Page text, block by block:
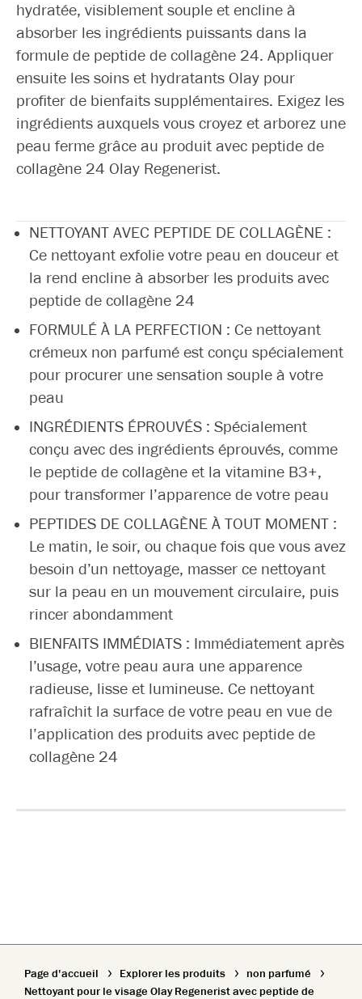
hydratée, visiblement souple et encline à
absorber les ingrédients puissants dans la
formule de peptide de collagène 24. Appliquer
ensuite les soins et hydratants Olay pour
profiter de bienfaits supplémentaires. Exigez les
ingrédients auxquels vous croyez et arborez une
peau ferme grâce au produit avec peptide de
collagène 24 Olay Regenerist.
NETTOYANT AVEC PEPTIDE DE COLLAGÈNE :
Ce nettoyant exfolie votre peau en douceur et
la rend encline à absorber les produits avec
peptide de collagène 24
FORMULÉ À LA PERFECTION : Ce nettoyant
crémeux non parfumé est conçu spécialement
pour procurer une sensation souple à votre
peau
INGRÉDIENTS ÉPROUVÉS : Spécialement
conçu avec des ingrédients éprouvés, comme
le peptide de collagène et la vitamine B3+,
pour transformer l’apparence de votre peau
PEPTIDES DE COLLAGÈNE À TOUT MOMENT :
Le matin, le soir, ou chaque fois que vous avez
besoin d’un nettoyage, masser ce nettoyant
sur la peau en un mouvement circulaire, puis
rincer abondamment
BIENFAITS IMMÉDIATS : Immédiatement après
l’usage, votre peau aura une apparence
radieuse, lisse et lumineuse. Ce nettoyant
rafraîchit la surface de votre peau en vue de
l’application des produits avec peptide de
collagène 24
Page d'accueil Explorer les produits
non parfumé
Nettoyant pour le visage Olay Regenerist avec peptide de